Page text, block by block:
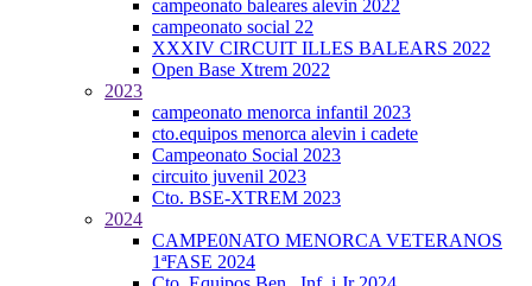
campeonato baleares alevin 2022
campeonato social 22
XXXIV CIRCUIT ILLES BALEARS 2022
Open Base Xtrem 2022
2023
campeonato menorca infantil 2023
cto.equipos menorca alevin i cadete
Campeonato Social 2023
circuito juvenil 2023
Cto. BSE-XTREM 2023
2024
CAMPE0NATO MENORCA VETERANOS
1ªFASE 2024